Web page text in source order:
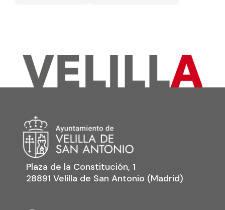
Plaza de la Constitución, 1
28891 Velilla de San Antonio (Madrid)